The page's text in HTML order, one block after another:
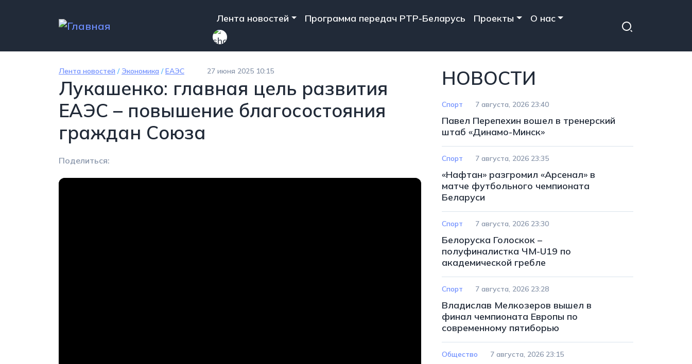
Main navigation
Лента новостей Программа передач РТР-Беларусь Проекты О нас
Лента новостей / Экономика /ЕАЭС 27 июня 2025 10:15
Лукашенко: главная цель развития
ЕАЭС – повышение благосостояния
граждан Союза
Поделиться:
НОВОСТИ
Спорт 7 августа, 2026 23:40
Павел Перепехин вошел в тренерский
штаб «Динамо-Минск»
Спорт 7 августа, 2026 23:35
«Нафтан» разгромил «Арсенал» в
матче футбольного чемпионата
Беларуси
Спорт 7 августа, 2026 23:30
Белоруска Голоскок –
полуфиналистка ЧМ-U19 по
академической гребле
Спорт 7 августа, 2026 23:28
Владислав Мелкозеров вышел в
финал чемпионата Европы по
современному пятиборью
Общество 7 августа, 2026 23:15